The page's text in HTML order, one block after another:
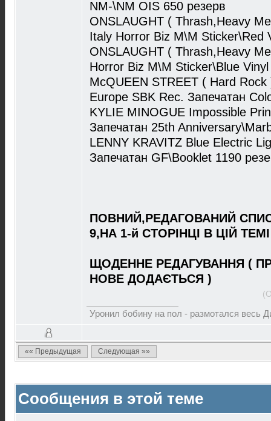
NM-\NM OIS 650 резерв
ONSLAUGHT ( Thrash,Heavy
Italy Horror Biz M\M Sticker\Red
ONSLAUGHT ( Thrash,Heavy
Horror Biz M\M Sticker\Blue
McQUEEN STREET ( Hard
Europe SBK Rec. Запечатан
KYLIE MINOGUE Impossible
Запечатан 25th
LENNY KRAVITZ Blue Electric
Запечатан GF\Booklet 1190
ПОВНИЙ,РЕДАГОВАНИЙ
9,НА 1-й СТОРІНЦІ В ЦІЙ ТЕМІ
ЩОДЕННЕ РЕДАГУВАННЯ (
НОВЕ ДОДАЄТЬСЯ )
Уронил бобину на пол - размотался весь
«« Предыдущая Следующая »»
Сообщения в этой теме